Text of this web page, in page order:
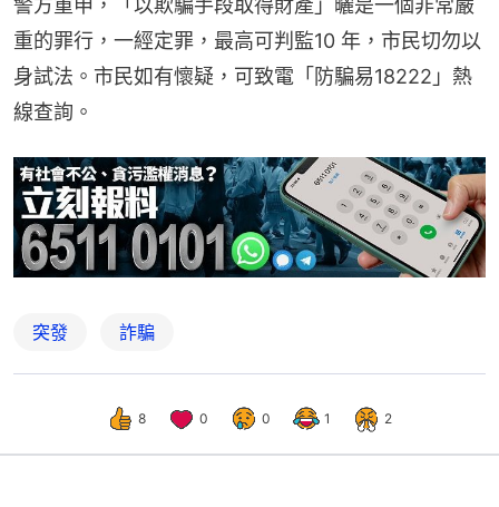
警方重申，「以欺騙手段取得財產」曬是一個非常嚴
重的罪行，一經定罪，最高可判監10 年，市民切勿以
身試法。市民如有懷疑，可致電「防騙易18222」熱
線查詢。
突發 詐騙
8 0 0 1 2